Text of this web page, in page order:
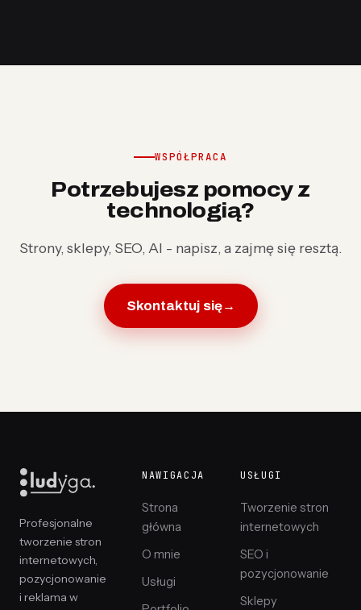
WSPÓŁPRACA
Potrzebujesz pomocy z
technologią?
Strony, sklepy, SEO, AI - napisz, a zajmę się resztą.
Skontaktuj się→
Profesjonalne
tworzenie stron
internetowych,
pozycjonowanie
i reklama w
NAWIGACJA
Strona
główna
O mnie
Usługi
USŁUGI
Tworzenie stron
internetowych
SEO i
pozycjonowanie
Sklepy